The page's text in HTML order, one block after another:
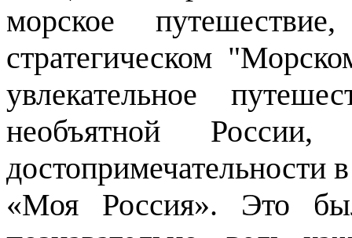
морское
стратегическом
увлекательное
необъятной
достопримечательности
«Моя Россия». Это